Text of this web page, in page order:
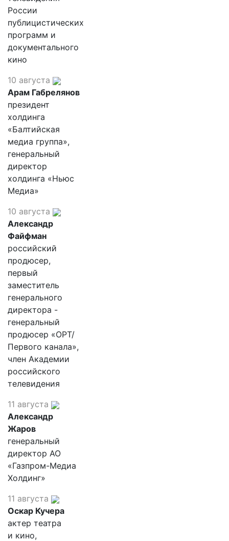
России
публицистических
программ и
документального
кино
10 августа
Арам Габрелянов
президент
холдинга
«Балтийская
медиа группа»,
генеральный
директор
холдинга «Ньюс
Медиа»
10 августа
Александр
Файфман
российский
продюсер,
первый
заместитель
генерального
директора -
генеральный
продюсер «ОРТ/
Первого канала»,
член Академии
российского
телевидения
11 августа
Александр
Жаров
генеральный
директор АО
«Газпром-Медиа
Холдинг»
11 августа
Оскар Кучера
актер театра
и кино,